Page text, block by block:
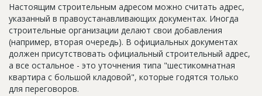
Настоящим строительным адресом можно считать адрес,
указанный в правоустанавливающих документах. Иногда
строительные организации делают свои добавления
(например, вторая очередь). В официальных документах
должен присутствовать официальный строительный адрес,
а все остальное - это уточнения типа "шестикомнатная
квартира с большой кладовой", которые годятся только
для переговоров.